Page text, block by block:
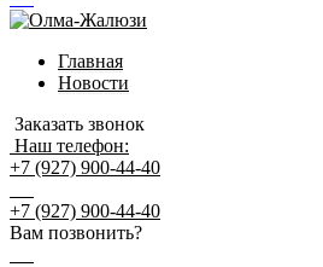
Главная
Новости
Заказать звонок
Наш телефон:
+7 (927) 900-44-40
+7 (927) 900-44-40
Вам позвонить?